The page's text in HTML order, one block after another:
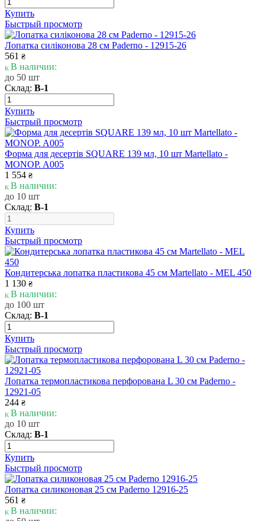
Купить
Быстрый просмотр
Лопатка силіконова 28 см Paderno - 12915-26
561 ₴
В наличии:
до 50 шт
Склад: В-1
Купить
Быстрый просмотр
Форма для десертів SQUARE 139 мл, 10 шт Martellato -
MONOP. A005
1 554 ₴
В наличии:
до 10 шт
Склад: В-1
Купить
Быстрый просмотр
Кондитерська лопатка пластикова 45 см Martellato - MEL 450
1 130 ₴
В наличии:
до 100 шт
Склад: В-1
Купить
Быстрый просмотр
Лопатка термопластикова перфорована L 30 см Paderno -
12921-05
244 ₴
В наличии:
до 10 шт
Склад: В-1
Купить
Быстрый просмотр
Лопатка силиконовая 25 см Paderno 12916-25
561 ₴
В наличии: